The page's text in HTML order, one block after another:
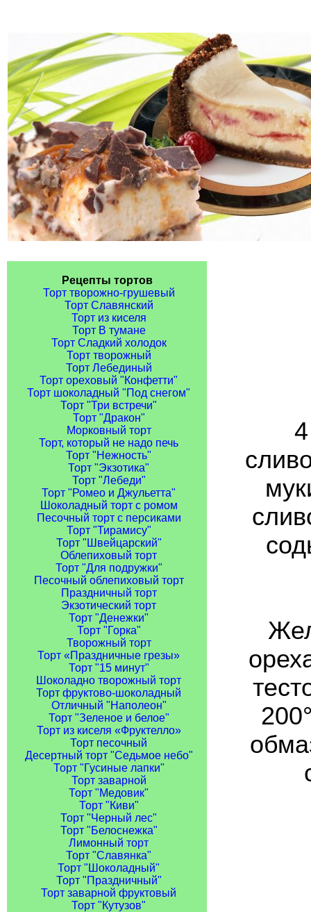
Рецепты тортов
Торт творожно-грушевый
Торт Славянский
Торт из киселя
Торт В тумане
Торт Сладкий холодок
Торт творожный
Торт Лебединый
Торт ореховый "Конфетти"
Торт шоколадный "Под снегом"
Торт "Три встречи"
Торт "Дракон"
Морковный торт
Торт, который не надо печь
Торт "Нежность"
Торт "Экзотика"
Торт "Лебеди"
Торт "Ромео и Джульетта"
Шоколадный торт с ромом
Песочный торт с персиками
Торт "Тирамису"
Торт "Швейцарский"
Облепиховый торт
Торт "Для подружки"
Песочный облепиховый торт
Праздничный торт
Экзотический торт
Торт "Денежки"
Торт "Горка"
Творожный торт
Торт «Праздничные грезы»
Торт "15 минут"
Шоколадно творожный торт
Торт фруктово-шоколадный
Отличный "Наполеон"
Торт "Зеленое и белое"
Торт из киселя «Фруктелло»
Торт песочный
Десертный торт "Седьмое небо"
Торт "Гусиные лапки"
Торт заварной
Торт "Медовик"
Торт "Киви"
Торт "Черный лес"
Торт "Белоснежка"
Лимонный торт
Торт "Славянка"
Торт "Шоколадный"
Торт "Праздничный"
Торт заварной фруктовый
Торт "Кутузов"